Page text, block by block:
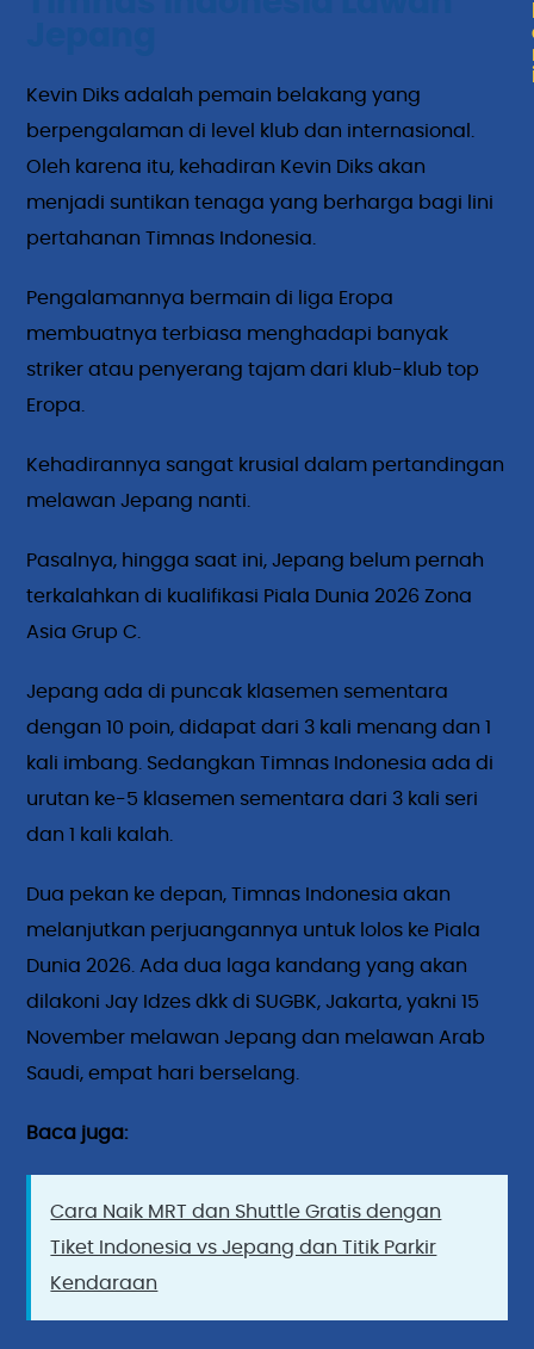
Kevin Diks adalah pemain belakang yang
berpengalaman di level klub dan internasional.
Oleh karena itu, kehadiran Kevin Diks akan
menjadi suntikan tenaga yang berharga bagi lini
pertahanan Timnas Indonesia.
Pengalamannya bermain di liga Eropa
membuatnya terbiasa menghadapi banyak
striker atau penyerang tajam dari klub-klub top
Eropa.
Kehadirannya sangat krusial dalam pertandingan
melawan Jepang nanti.
Pasalnya, hingga saat ini, Jepang belum pernah
terkalahkan di kualifikasi Piala Dunia 2026 Zona
Asia Grup C.
Jepang ada di puncak klasemen sementara
dengan 10 poin, didapat dari 3 kali menang dan 1
kali imbang. Sedangkan Timnas Indonesia ada di
urutan ke-5 klasemen sementara dari 3 kali seri
dan 1 kali kalah.
Dua pekan ke depan, Timnas Indonesia akan
melanjutkan perjuangannya untuk lolos ke Piala
Dunia 2026. Ada dua laga kandang yang akan
dilakoni Jay Idzes dkk di SUGBK, Jakarta, yakni 15
November melawan Jepang dan melawan Arab
Saudi, empat hari berselang.
Baca juga:
Cara Naik MRT dan Shuttle Gratis dengan
Tiket Indonesia vs Jepang dan Titik Parkir
Kendaraan